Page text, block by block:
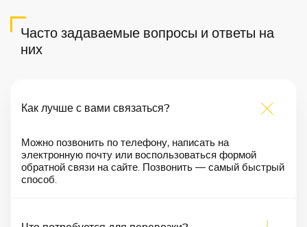
Часто задаваемые вопросы и ответы на
них
Как лучше с вами связаться?
Можно позвонить по телефону, написать на
электронную почту или воспользоваться формой
обратной связи на сайте. Позвонить — самый быстрый
способ.